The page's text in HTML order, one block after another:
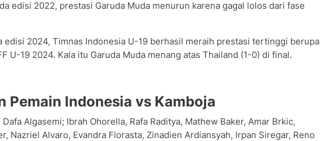
edisi 2022, prestasi Garuda Muda menurun karena gagal lolos dari fase
edisi 2024, Timnas Indonesia U-19 berhasil meraih prestasi tertinggi berupa
U-19 2024. Kala itu Garuda Muda menang atas Thailand (1-0) di final.
Pemain Indonesia vs Kamboja
Dafa Algasemi; Ibrah Ohorella, Rafa Raditya, Mathew Baker, Amar Brkic,
Nazriel Alvaro, Evandra Florasta, Zinadien Ardiansyah, Irpan Siregar, Reno